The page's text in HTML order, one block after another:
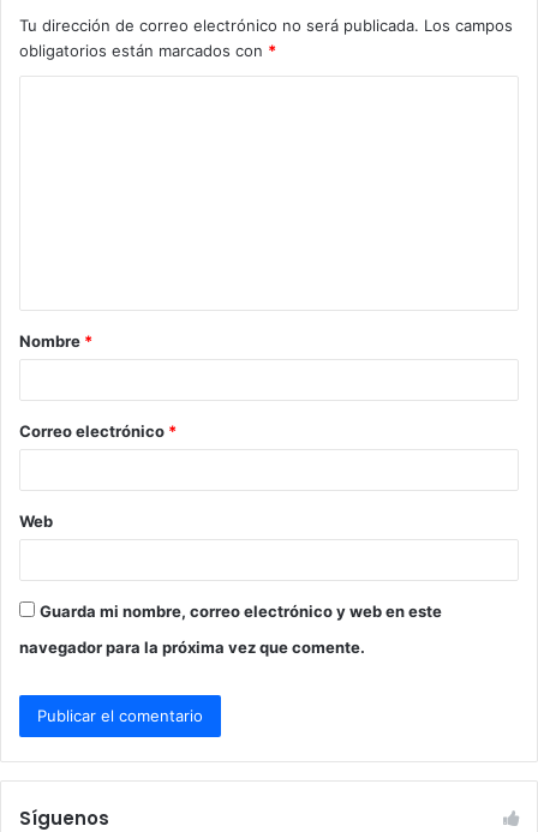
Tu dirección de correo electrónico no será publicada. Los campos
obligatorios están marcados con *
a
r
*
Nombre *
Correo electrónico *
Web
Guarda mi nombre, correo electrónico y web en este
navegador para la próxima vez que comente.
Síguenos